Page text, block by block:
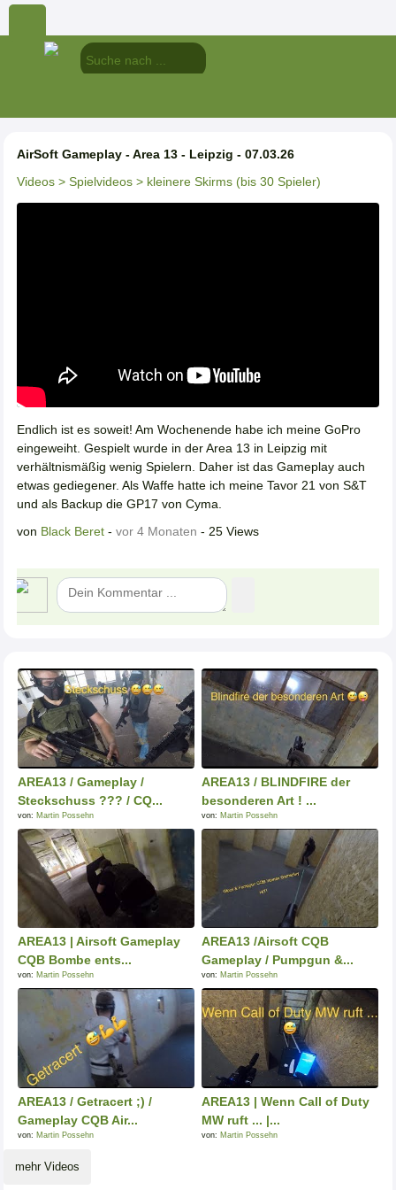
AirSoft Gameplay - Area 13 - Leipzig - 07.03.26
Videos > Spielvideos > kleinere Skirms (bis 30 Spieler)
Endlich ist es soweit! Am Wochenende habe ich meine GoPro
eingeweiht. Gespielt wurde in der Area 13 in Leipzig mit
verhältnismäßig wenig Spielern. Daher ist das Gameplay auch
etwas gediegener. Als Waffe hatte ich meine Tavor 21 von S&T
und als Backup die GP17 von Cyma.
von Black Beret - vor 4 Monaten - 25 Views
AREA13 / Gameplay /
Steckschuss ??? / CQ...
von: Martin Possehn
AREA13 / BLINDFIRE der
besonderen Art ! ...
von: Martin Possehn
AREA13 | Airsoft Gameplay
CQB Bombe ents...
von: Martin Possehn
AREA13 /Airsoft CQB
Gameplay / Pumpgun &...
von: Martin Possehn
AREA13 / Getracert ;) /
Gameplay CQB Air...
von: Martin Possehn
AREA13 | Wenn Call of Duty
MW ruft ... |...
von: Martin Possehn
mehr Videos